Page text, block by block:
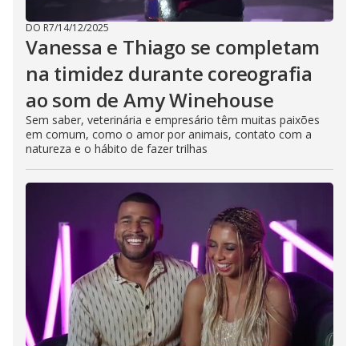
DO R7/14/12/2025
Vanessa e Thiago se completam
na timidez durante coreografia
ao som de Amy Winehouse
Sem saber, veterinária e empresário têm muitas paixões
em comum, como o amor por animais, contato com a
natureza e o hábito de fazer trilhas